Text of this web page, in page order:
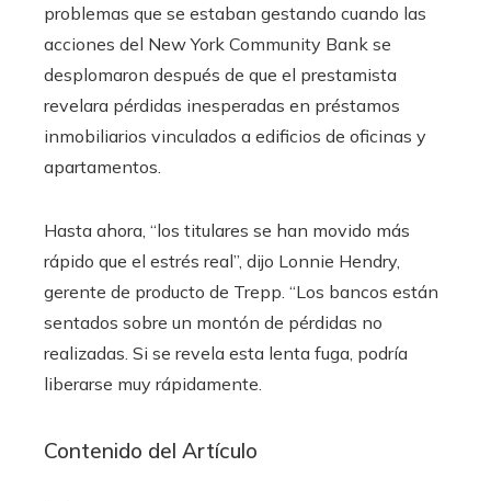
problemas que se estaban gestando cuando las
acciones del New York Community Bank se
desplomaron después de que el prestamista
revelara pérdidas inesperadas en préstamos
inmobiliarios vinculados a edificios de oficinas y
apartamentos.
Hasta ahora, “los titulares se han movido más
rápido que el estrés real”, dijo Lonnie Hendry,
gerente de producto de Trepp. “Los bancos están
sentados sobre un montón de pérdidas no
realizadas. Si se revela esta lenta fuga, podría
liberarse muy rápidamente.
Contenido del Artículo